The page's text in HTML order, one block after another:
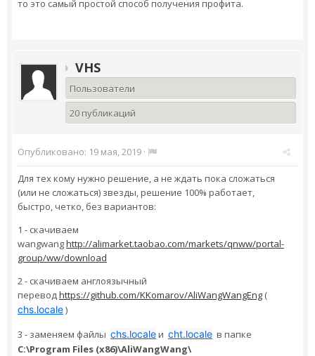
то это самый простой способ получения профита.
VHS
Пользователи
20 публикаций
Опубликовано: 19 мая, 2019 ·
Для тех кому нужно решение, а не ждать пока сложаться
(или не сложаться) звезды, решение 100% работает,
быстро, четко, без вариантов:
1 - скачиваем
wangwanghttp://alimarket.taobao.com/markets/qnww/portal-
group/ww/download
2 - скачиваем англоязычный
переводhttps://github.com/KKomarov/AliWangWangEng (
chs.locale)
3 - заменяем файлы chs.localeи cht.locale в папке
C:\Program Files (x86)\AliWangWang\